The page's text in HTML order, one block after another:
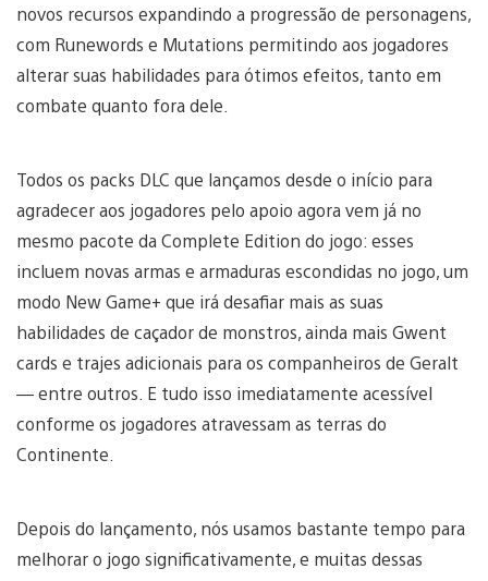
novos recursos expandindo a progressão de personagens,
com Runewords e Mutations permitindo aos jogadores
alterar suas habilidades para ótimos efeitos, tanto em
combate quanto fora dele.
Todos os packs DLC que lançamos desde o início para
agradecer aos jogadores pelo apoio agora vem já no
mesmo pacote da Complete Edition do jogo: esses
incluem novas armas e armaduras escondidas no jogo, um
modo New Game+ que irá desafiar mais as suas
habilidades de caçador de monstros, ainda mais Gwent
cards e trajes adicionais para os companheiros de Geralt
— entre outros. E tudo isso imediatamente acessível
conforme os jogadores atravessam as terras do
Continente.
Depois do lançamento, nós usamos bastante tempo para
melhorar o jogo significativamente, e muitas dessas